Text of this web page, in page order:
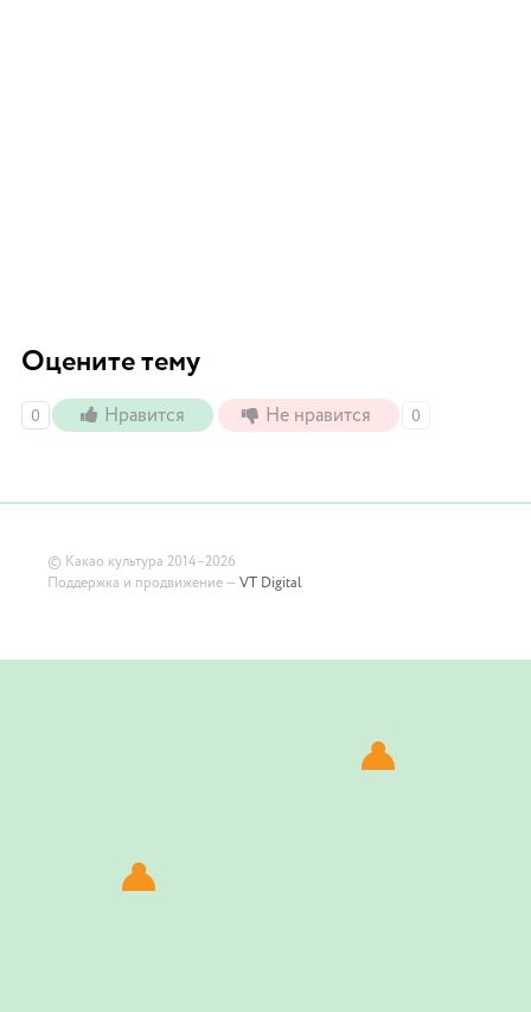
Оцените тему
0 Нравится Не нравится 0
© Какао культура 2014–2026
Поддержка и продвижение — VT Digital